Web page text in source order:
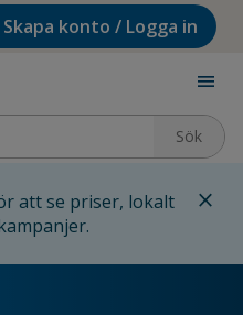
Skapa konto / Logga in
menu
Sök
att se priser, lokalt
close